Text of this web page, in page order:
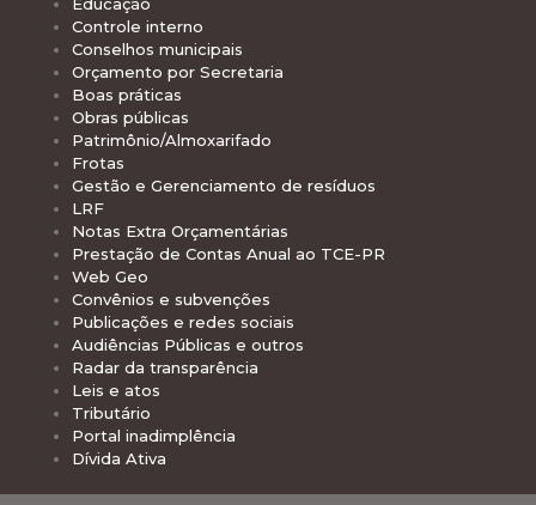
Controle interno
Conselhos municipais
Orçamento por Secretaria
Boas práticas
Obras públicas
Patrimônio/Almoxarifado
Frotas
Gestão e Gerenciamento de resíduos
LRF
Notas Extra Orçamentárias
Prestação de Contas Anual ao TCE-PR
Web Geo
Convênios e subvenções
Publicações e redes sociais
Audiências Públicas e outros
Radar da transparência
Leis e atos
Tributário
Portal inadimplência
Dívida Ativa